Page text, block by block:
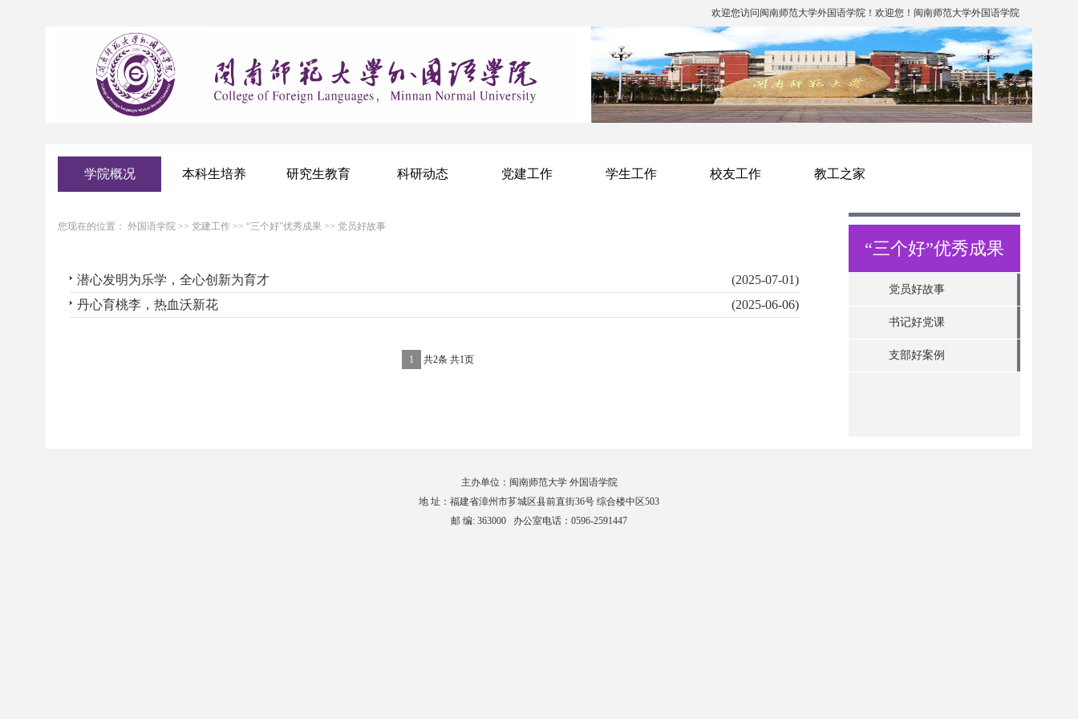
欢迎您访问闽南师范大学外国语学院！欢迎您！闽南师范大学外国语学院
学院概况 本科生培养 研究生教育 科研动态 党建工作 学生工作 校友工作 教工之家
您现在的位置： 外国语学院 >> 党建工作 >> “三个好”优秀成果 >> 党员好故事
潜心发明为乐学，全心创新为育才
(2025-07-01)
丹心育桃李，热血沃新花
(2025-06-06)
1 共2条 共1页
“三个好”优秀成果
党员好故事
书记好党课
支部好案例
主办单位：闽南师范大学 外国语学院
地 址：福建省漳州市芗城区县前直街36号 综合楼中区503
邮 编: 363000 办公室电话：0596-2591447